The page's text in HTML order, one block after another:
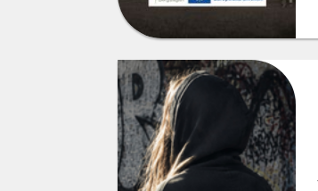
Nyhammar
Nässjö
Sjöbo
Skellefteå